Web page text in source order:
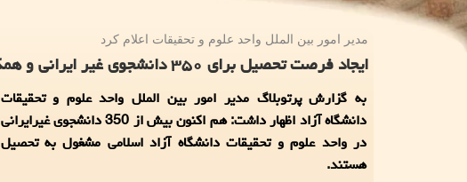
مدیر امور بین الملل واحد علوم و تحقیقات اعلام كرد
ایجاد فرصت تحصیل برای ۳۵۰ دانشجوی غیر ایرانی و همكاری با ۲۱ دانشگاه بین المللی
به گزارش پرتوبلاگ مدیر امور بین الملل واحد علوم و تحقیقات
دانشگاه آزاد اظهار داشت: هم اكنون بیش از 350 دانشجوی غیرایرانی
در واحد علوم و تحقیقات دانشگاه آزاد اسلامی مشغول به تحصیل
هستند.